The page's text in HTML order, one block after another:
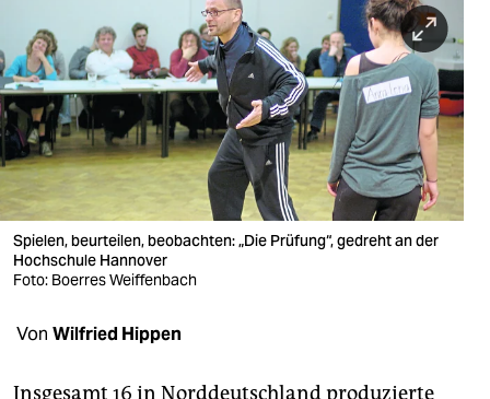
berlin
nord
wahrheit
verlag
verlag
veranstaltungen
Spielen, beurteilen, beobachten: „Die Prüfung“, gedreht an der
Hochschule Hannover
Foto: Boerres Weiffenbach
Von Wilfried Hippen
Insgesamt 16 in Norddeutschland produzierte